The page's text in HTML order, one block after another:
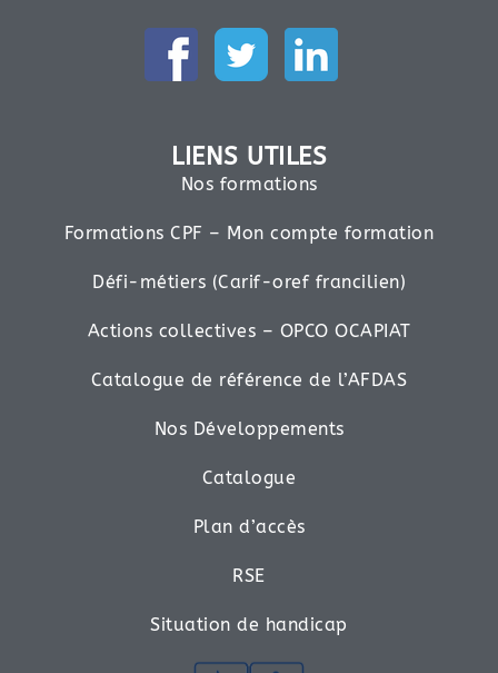
LIENS UTILES
Nos formations
Formations CPF – Mon compte formation
Défi-métiers (Carif-oref francilien)
Actions collectives – OPCO OCAPIAT
Catalogue de référence de l’AFDAS
Nos Développements
Catalogue
Plan d’accès
RSE
Situation de handicap